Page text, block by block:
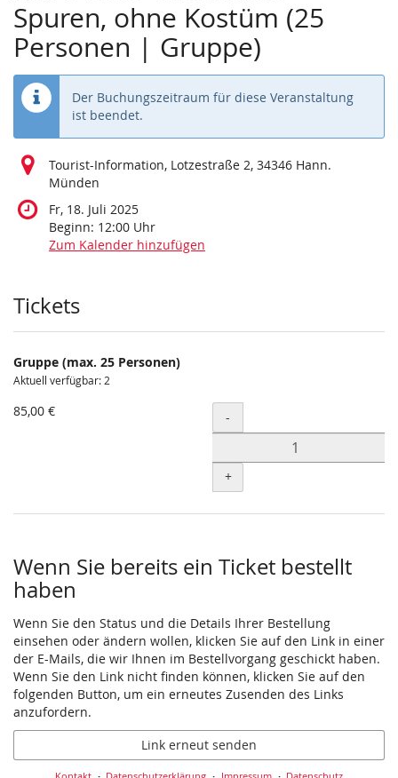
Spuren, ohne Kostüm (25
Personen | Gruppe)
Der Buchungszeitraum für diese Veranstaltung
ist beendet.
Tourist-Information, Lotzestraße 2, 34346 Hann.
Münden
Fr, 18. Juli 2025
Beginn: 12:00 Uhr
Zum Kalender hinzufügen
Produkte
Tickets
Gruppe (max. 25 Personen)
Aktuell verfügbar: 2
85,00 € Menge
-
+
Wenn Sie bereits ein Ticket bestellt
haben
Wenn Sie den Status und die Details Ihrer Bestellung
einsehen oder ändern wollen, klicken Sie auf den Link in einer
der E-Mails, die wir Ihnen im Bestellvorgang geschickt haben.
Wenn Sie den Link nicht finden können, klicken Sie auf den
folgenden Button, um ein erneutes Zusenden des Links
anzufordern.
Link erneut senden